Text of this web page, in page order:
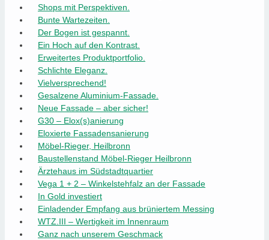
Shops mit Perspektiven.
Bunte Wartezeiten.
Der Bogen ist gespannt.
Ein Hoch auf den Kontrast.
Erweitertes Produktportfolio.
Schlichte Eleganz.
Vielversprechend!
Gesalzene Aluminium-Fassade.
Neue Fassade – aber sicher!
G30 – Elox(s)anierung
Eloxierte Fassadensanierung
Möbel-Rieger, Heilbronn
Baustellenstand Möbel-Rieger Heilbronn
Ärztehaus im Südstadtquartier
Vega 1 + 2 – Winkelstehfalz an der Fassade
In Gold investiert
Einladender Empfang aus brüniertem Messing
WTZ.III – Wertigkeit im Innenraum
Ganz nach unserem Geschmack